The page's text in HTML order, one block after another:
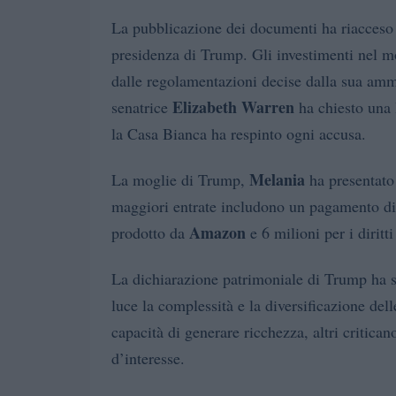
La pubblicazione dei documenti ha
presidenza di Trump. Gli investimenti nel
dalle regolamentazioni decise dalla sua
senatrice Elizabeth Warren ha chiesto
la Casa Bianca ha respinto ogni accusa.
La moglie di Trump, Melania ha
maggiori entrate includono un
prodotto da Amazon e 6 milioni per i diritti
La dichiarazione patrimoniale di Trump
luce la complessità e la diversificazione
capacità di generare ricchezza, altri
d’interesse.